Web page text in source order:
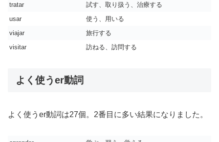
tratar
試す、取り扱う、治療する
usar
使う、用いる
viajar
旅行する
visitar
訪ねる、訪問する
よく使うer動詞
よく使うer動詞は27個。2番目に多い結果になりました。